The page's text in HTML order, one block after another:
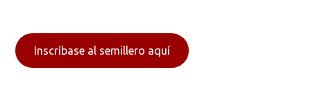
Inscríbase al semillero aquí